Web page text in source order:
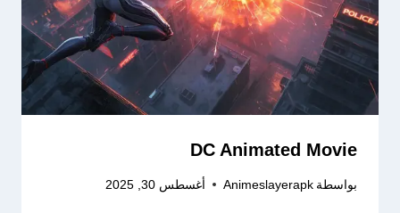
DC Animated Movie
بواسطة Animeslayerapk أغسطس 30, 2025